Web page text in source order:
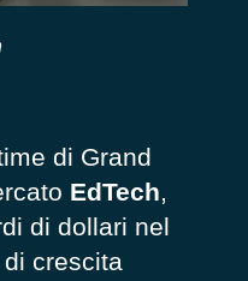
di Grand
EdTech,
di dollari nel
crescita